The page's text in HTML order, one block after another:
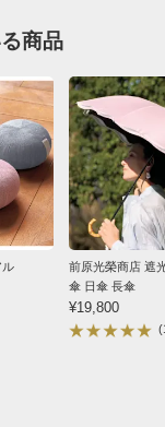
商品
前原光榮商店 遮
傘 日傘 長傘
¥19,800